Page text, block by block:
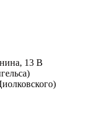
13 В